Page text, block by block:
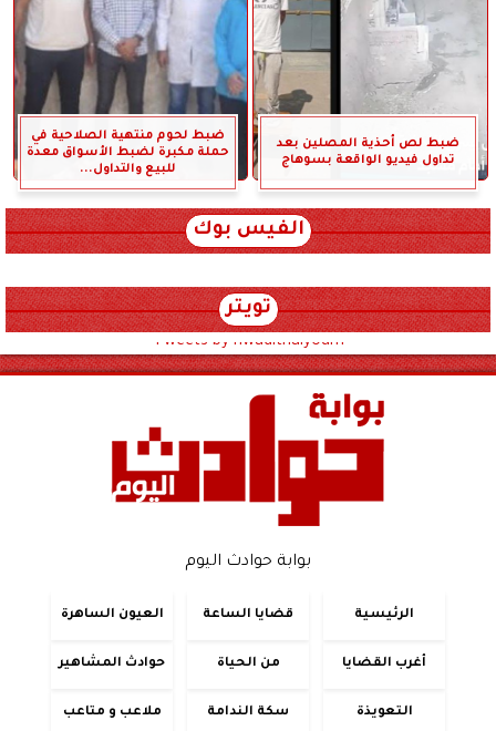
ضبط لص أحذية المصلين بعد
تداول فيديو الواقعة بسوهاج
ضبط لحوم منتهية الصلاحية في
حملة مكبرة لضبط الأسواق معدة
للبيع والتداول...
الفيس بوك
تويتر
Tweets by hwadithalyoum
بوابة حوادث اليوم
الرئيسية قضايا الساعة العيون الساهرة
أغرب القضايا من الحياة حوادث المشاهير
التعويذة سكة الندامة ملاعب و متاعب